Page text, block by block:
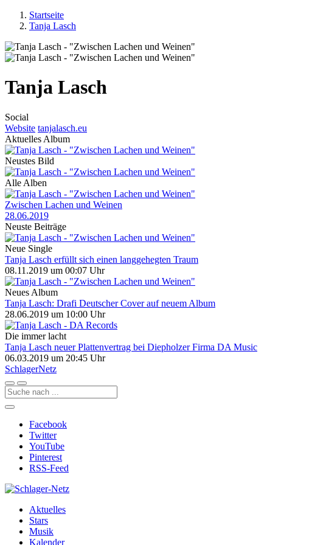
Startseite
Tanja Lasch
Tanja Lasch
Social
Website tanjalasch.eu
Aktuelles Album
Neustes Bild
Alle Alben
Zwischen Lachen und Weinen
28.06.2019
Neuste Beiträge
Neue Single
Tanja Lasch erfüllt sich einen langgehegten Traum
08.11.2019 um 00:07 Uhr
Neues Album
Tanja Lasch: Drafi Deutscher Cover auf neuem Album
28.06.2019 um 10:00 Uhr
Die immer lacht
Tanja Lasch neuer Plattenvertrag bei Diepholzer Firma DA Music
06.03.2019 um 20:45 Uhr
SchlagerNetz
Facebook
Twitter
YouTube
Pinterest
RSS-Feed
Aktuelles
Stars
Musik
Kalender